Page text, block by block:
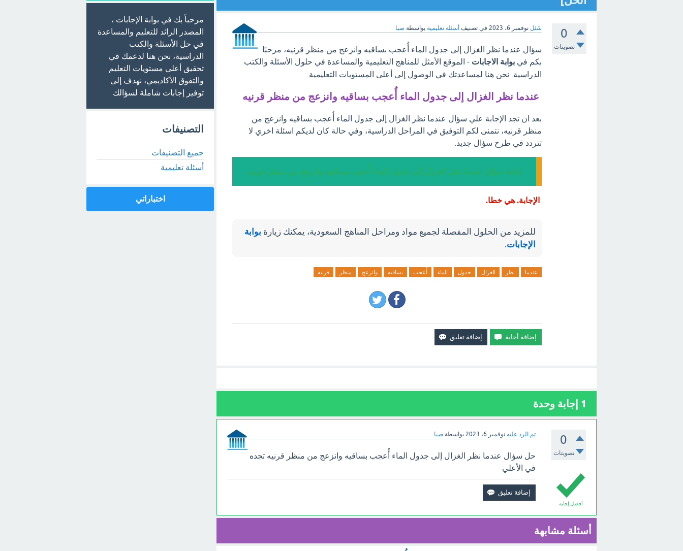
0
تصويتات
سُئل نوفمبر 6، 2023 في تصنيف أسئلة تعليمية بواسطة صبا
سؤال عندما نظر الغزال إلى جدول الماء أُعجب بساقيه وانزعج من منظر قرنيه، مرحبًا
بكم في بوابة الاجابات - الموقع الأمثل للمناهج التعليمية والمساعدة في حلول الأسئلة والكتب
الدراسية. نحن هنا لمساعدتك في الوصول إلى أعلى المستويات التعليمية.
عندما نظر الغزال إلى جدول الماء أُعجب بساقيه وانزعج من منظر قرنيه
بعد ان تجد الإجابة علي سؤال عندما نظر الغزال إلى جدول الماء أُعجب بساقيه وانزعج من
منظر قرنيه، نتمنى لكم التوفيق في المراحل الدراسية، وفي حالة كان لديكم اسئلة اخري لا
تتردد في طرح سؤال جديد.
إجابة سؤال عندما نظر الغزال إلى جدول الماء أُعجب بساقيه وانزعج من منظر قرنيه
الإجابة. هي خطا.
للمزيد من الحلول المفصلة لجميع مواد ومراحل المناهج السعودية، يمكنك زيارة بوابة
الإجابات.
عندما نظر الغزال جدول الماء أُعجب بساقيه وانزعج منظر قرنيه
1 إجابة وحدة
0
تصويتات
تم الرد عليه نوفمبر 6، 2023 بواسطة صبا
أفضل إجابة
حل سؤال عندما نظر الغزال إلى جدول الماء أُعجب بساقيه وانزعج من منظر قرنيه تجده
في الأعلي
أسئلة مشابهة
مرحباً بك في بوابة الإجابات ،
المصدر الرائد للتعليم والمساعدة
في حل الأسئلة والكتب
الدراسية، نحن هنا لدعمك في
تحقيق أعلى مستويات التعليم
والتفوق الأكاديمي، نهدف إلى
توفير إجابات شاملة لسؤالك
التصنيفات
جميع التصنيفات
أسئلة تعليمية
اختباراتي